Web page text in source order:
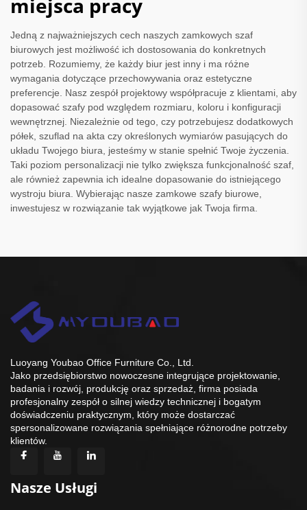
miejsca pracy
Jedną z najważniejszych cech naszych zamkowych szaf
biurowych jest możliwość ich dostosowania do konkretnych
potrzeb. Rozumiemy, że każdy biur jest inny i ma różne
wymagania dotyczące przechowywania oraz estetyczne
preferencje. Nasz zespół projektowy współpracuje z klientami, aby
dopasować szafy pod względem rozmiaru, koloru i konfiguracji
wewnętrznej. Niezależnie od tego, czy potrzebujesz dodatkowych
półek, szuflad na akta czy określonych wymiarów pasujących do
układu Twojego biura, jesteśmy w stanie spełnić Twoje życzenia.
Taki poziom personalizacji nie tylko zwiększa funkcjonalność szaf,
ale również zapewnia ich idealne dopasowanie do istniejącego
wystroju biura. Wybierając nasze zamkowe szafy biurowe,
inwestujesz w rozwiązanie tak wyjątkowe jak Twoja firma.
Luoyang Youbao Office Furniture Co., Ltd.
Jako przedsiębiorstwo nowoczesne integrujące projektowanie,
badania i rozwój, produkcję oraz sprzedaż, firma posiada
profesjonalny zespół o silnej wiedzy technicznej i bogatym
doświadczeniu praktycznym, który może dostarczać
spersonalizowane rozwiązania spełniające różnorodne potrzeby
klientów.
Nasze Usługi